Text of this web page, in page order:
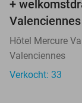
+
Valenciennes
Hôtel Mercure
Valenciennes
Verkocht: 33